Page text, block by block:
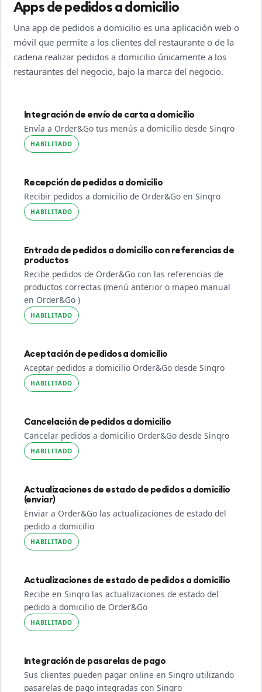
Apps de pedidos a domicilio
Una app de pedidos a domicilio es una aplicación web o
móvil que permite a los clientes del restaurante o de la
cadena realizar pedidos a domicilio únicamente a los
restaurantes del negocio, bajo la marca del negocio.
Integración de envío de carta a domicilio
Envía a Order&Go tus menús a domicilio desde Sinqro
HABILITADO
Recepción de pedidos a domicilio
Recibir pedidos a domicilio de Order&Go en Sinqro
HABILITADO
Entrada de pedidos a domicilio con referencias de
productos
Recibe pedidos de Order&Go con las referencias de
productos correctas (menú anterior o mapeo manual
en Order&Go )
HABILITADO
Aceptación de pedidos a domicilio
Aceptar pedidos a domicilio Order&Go desde Sinqro
HABILITADO
Cancelación de pedidos a domicilio
Cancelar pedidos a domicilio Order&Go desde Sinqro
HABILITADO
Actualizaciones de estado de pedidos a domicilio
(enviar)
Enviar a Order&Go las actualizaciones de estado del
pedido a domicilio
HABILITADO
Actualizaciones de estado de pedidos a domicilio
Recibe en Sinqro las actualizaciones de estado del
pedido a domicilio de Order&Go
HABILITADO
Integración de pasarelas de pago
Sus clientes pueden pagar online en Sinqro utilizando
pasarelas de pago integradas con Sinqro